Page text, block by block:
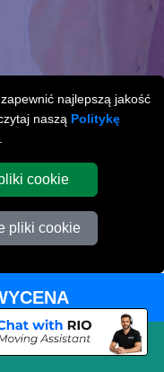
najlepszą jakość
naszą Politykę
cookie
pliki cookie
DO
Brytani.